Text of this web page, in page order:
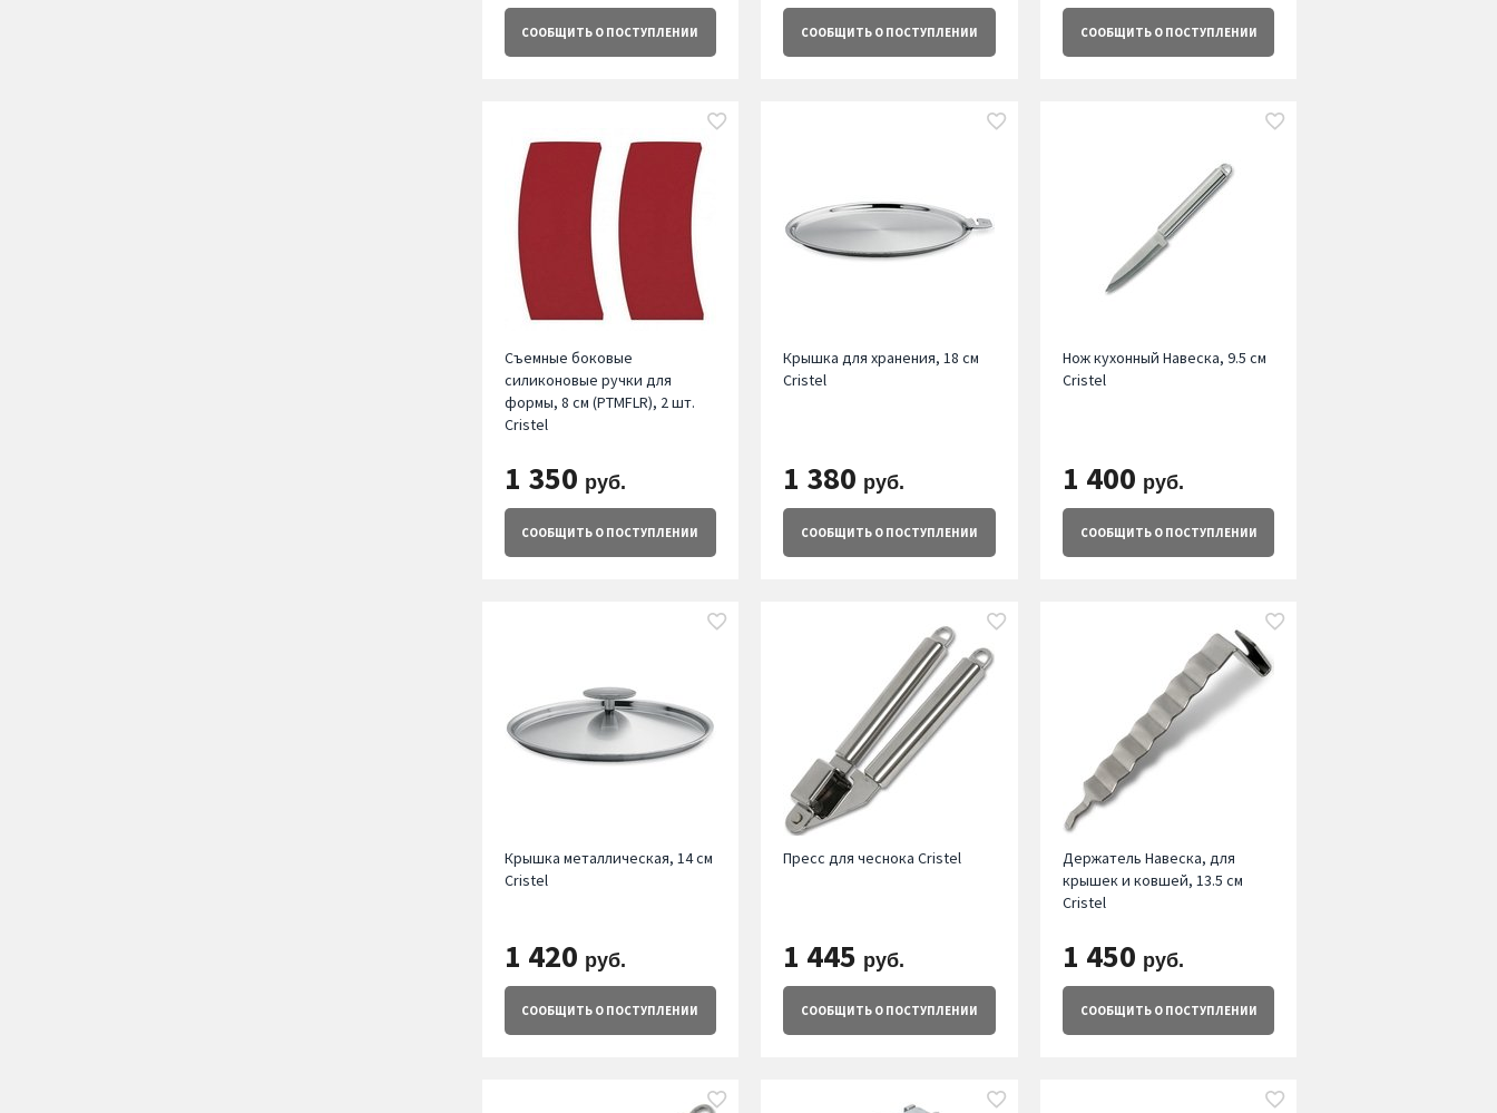
СООБЩИТЬ О ПОСТУПЛЕНИИ СООБЩИТЬО ПОСТУПЛЕНИИ СООБЩИТЬО ПОСТУПЛЕНИИ
Съемные боковые
силиконовые ручки для
формы, 8 см (PTMFLR), 2 шт.
Cristel
1 350 руб.
СООБЩИТЬ О ПОСТУПЛЕНИИ
Крышка для хранения, 18 см
Cristel
1 380 руб.
СООБЩИТЬО ПОСТУПЛЕНИИ
Нож кухонный Навеска, 9.5 см
Cristel
1 400 руб.
СООБЩИТЬО ПОСТУПЛЕНИИ
Крышка металлическая, 14 см
Cristel
1 420 руб.
СООБЩИТЬ О ПОСТУПЛЕНИИ
Пресс для чеснока Cristel
1 445 руб.
СООБЩИТЬО ПОСТУПЛЕНИИ
Держатель Навеска, для
крышек и ковшей, 13.5 см
Cristel
1 450 руб.
СООБЩИТЬО ПОСТУПЛЕНИИ